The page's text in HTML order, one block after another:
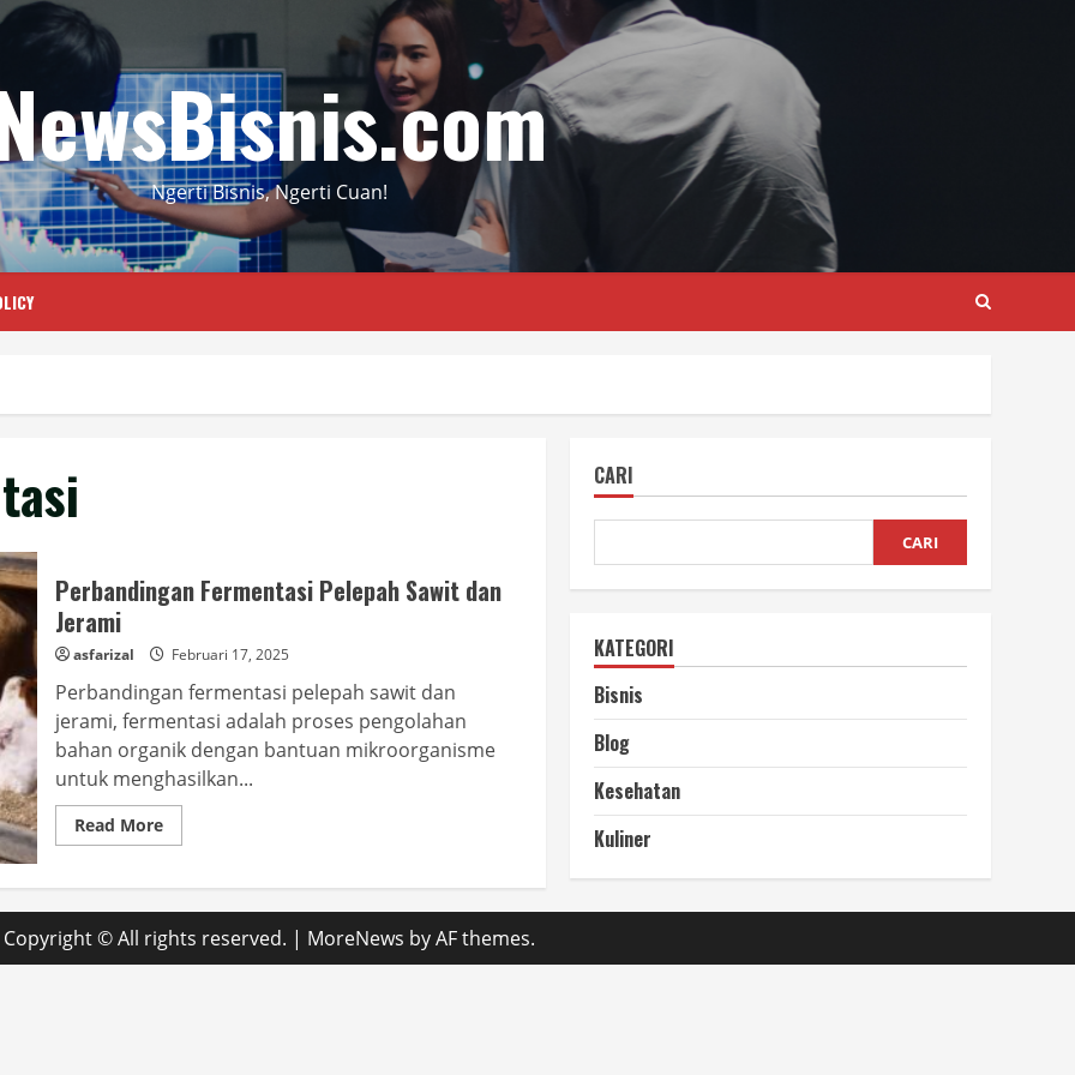
Ngerti Bisnis, Ngerti Cuan!
Perbandingan Fermentasi Pelepah Sawit dan
Jerami
asfarizal Februari 17, 2025
Perbandingan fermentasi pelepah sawit dan
jerami, fermentasi adalah proses pengolahan
bahan organik dengan bantuan mikroorganisme
untuk menghasilkan...
Read MoreRead
more
Fermentasi
Pelepah
Sawit
dan
Jerami
CARI
CARI
KATEGORI
Bisnis
Blog
Kesehatan
Kuliner
Copyright © All rights reserved. | MoreNews by AF themes.